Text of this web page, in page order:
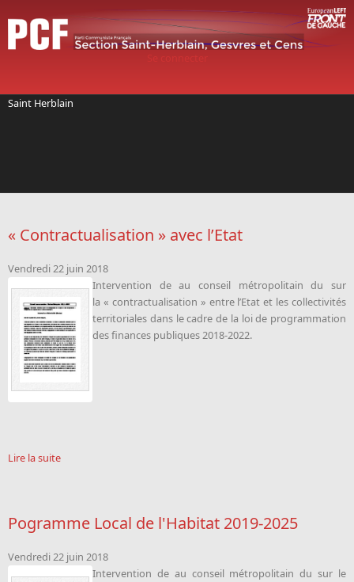
Se connecter
Saint Herblain
« Contractualisation » avec l’Etat
Vendredi 22 juin 2018
Intervention deau conseil métropolitain du sur
la « contractualisation » entre l’Etat et les collectivités
territoriales dans le cadre de la loi de programmation
des finances publiques 2018-2022.
Lire la suite
Pogramme Local de l'Habitat 2019-2025
Vendredi 22 juin 2018
Intervention de au conseil métropolitain du sur le